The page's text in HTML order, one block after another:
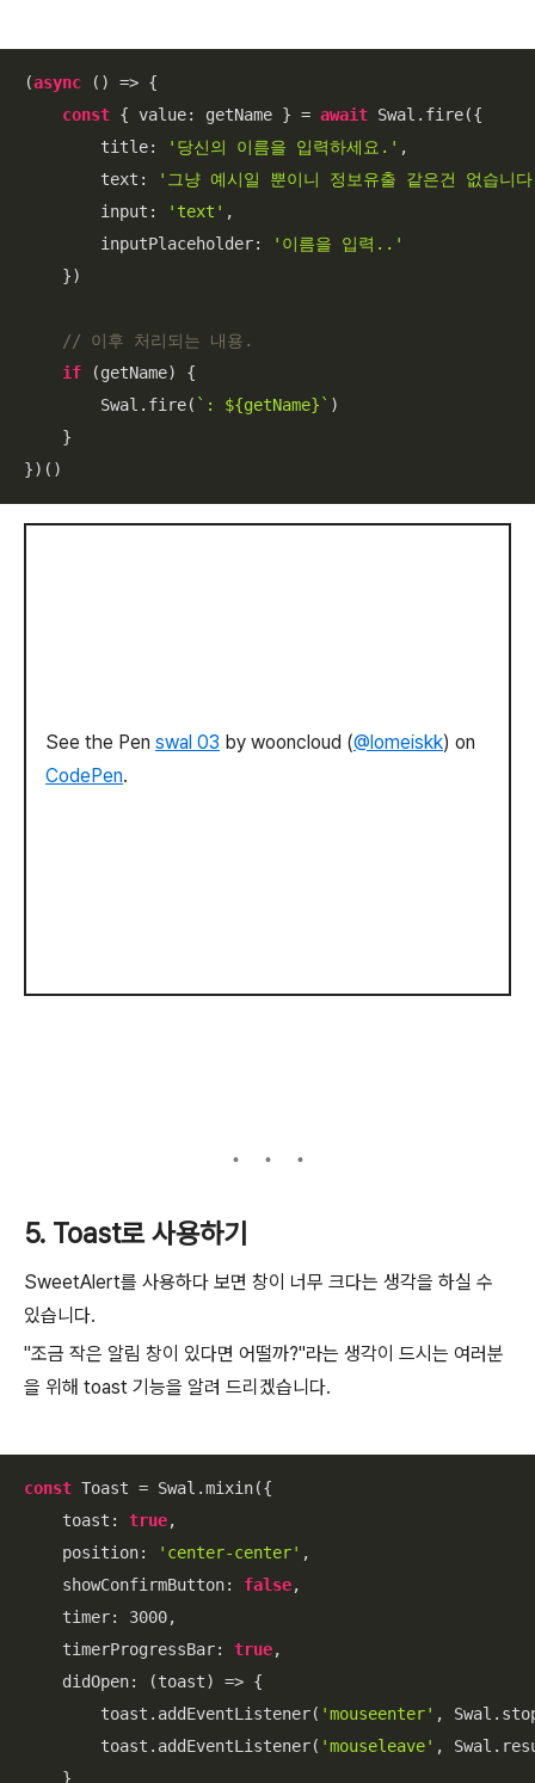
(async () => {
const { value: getName } = await Swal.fire({
title: '당신의 이름을 입력하세요.' ,
text :
'그냥 예시일 뿐이니 정보유출 같은건 없습니
input : 'text' ,
inputPlaceholder:
'이름을 입력..'
    })
// 이후 처리되는 내용.
if (getName) {
        Swal.fire(
`: ${getName} ` )
    }
})()
See the Pen swal 03 by wooncloud (@lomeiskk) on
CodePen.
5. Toast로 사용하기
SweetAlert를 사용하다 보면 창이 너무 크다는 생각을 하실 수
있습니다.
"조금 작은 알림 창이 있다면 어떨까?"라는 생각이 드시는 여러분
을 위해 toast 기능을 알려 드리겠습니다.
const Toast = Swal.mixin({
toast : true,
position: 'center-center' ,
showConfirmButton: false,
timer: 3000,
timerProgressBar: true,
didOpen: (toast) => {
        toast.addEventListener(
'mouseenter' ,
        toast.addEventListener(
'mouseleave' ,
    }